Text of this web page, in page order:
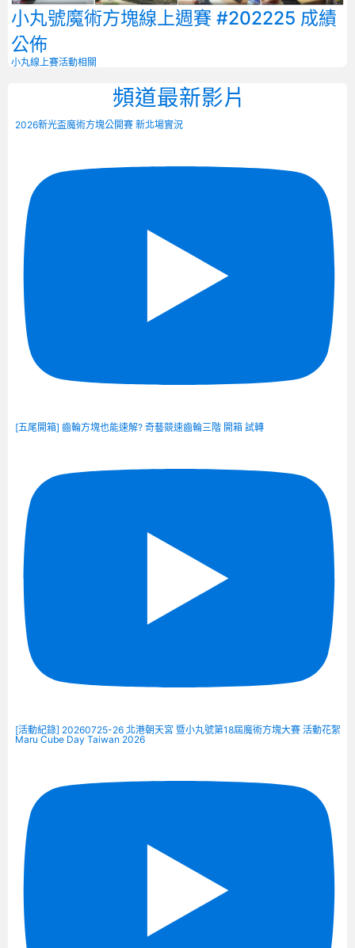
小丸號魔術方塊線上週賽 #202225 成績
公佈
小丸線上賽活動相關
頻道最新影片
2026新光盃魔術方塊公開賽 新北場實況
[五尾開箱] 齒輪方塊也能速解? 奇藝競速齒輪三階 開箱 試轉
[活動紀錄] 20260725-26 北港朝天宮 暨小丸號第18屆魔術方塊大賽 活動花絮
Maru Cube Day Taiwan 2026